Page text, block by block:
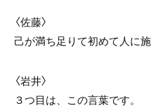
〈佐藤〉
己が満ち足りて初めて人に
〈岩井〉
３つ目は、この言葉です。